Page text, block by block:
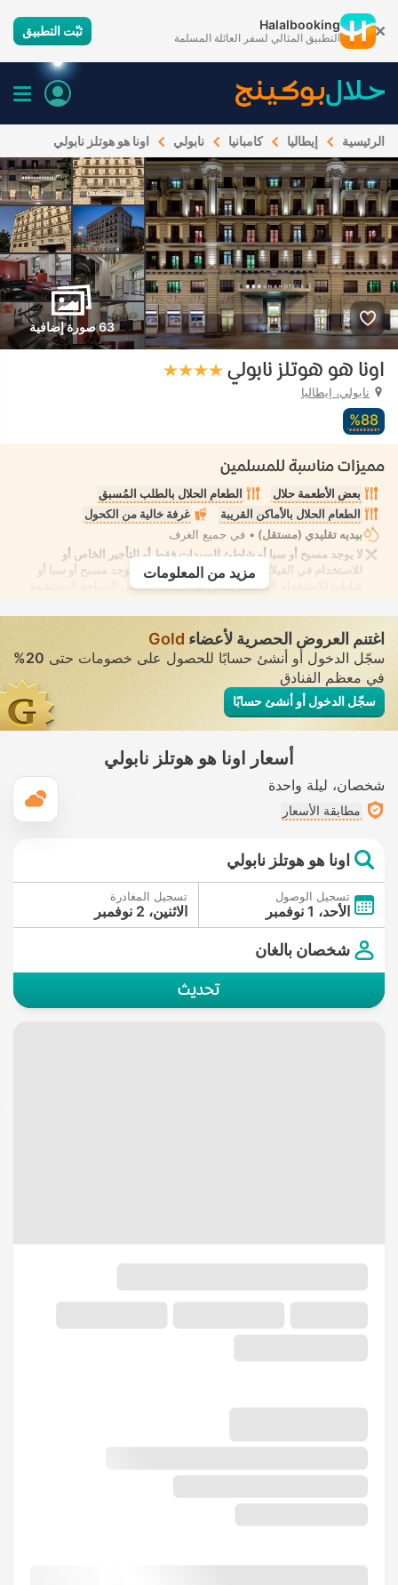
Halalbooking
التطبيق المثالي لسفر العائلة المسلمة ثبّت التطبيق
الرئيسية إيطاليا كامبانيا نابولي اونا هو هوتلز نابولي
63 صورة إضافية
اونا هو هوتلز نابولي
نابولي، إيطاليا
88‏%
مميزات مناسبة للمسلمين
بعض الأطعمة حلال
الطعام الحلال بالطلب المُسبق
الطعام الحلال بالأماكن القريبة
غرفة خالية من الكحول
بيديه تقليدي (مستقل) • في جميع الغرف
لا يوجد مسبح أو سبا أو شاطئ للسيدات فقط أو للتأجير الخاص أو
للاستخدام في الفيلا/الغرفة يوفر الانعزال التام. لا يوجد مسبح أو سبا أو
شاطئ للاستخدام المُختلط يُسمح فيه بارتداء ملابس السباحة المحتشمة
مزيد من المعلومات
اغتنم العروض الحصرية لأعضاء Gold
سجّل الدخول أو أنشئ حسابًا للحصول على خصومات حتى20%
في معظم الفنادق
سجّل الدخول أو أنشئ حسابًا
أسعار اونا هو هوتلز نابولي
شخصان ليلة واحدة
مطابقة الأسعار
اونا هو هوتلز نابولي
تسجيل الوصول
الأحد، 1 نوفمبر
تسجيل المغادرة
الاثنين، 2 نوفمبر
شخصان بالغان
تحديث